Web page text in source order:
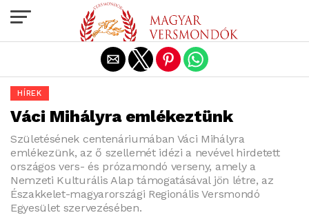
HÍREK
Váci Mihályra emlékeztünk
Születésének centenáriumában Váci Mihályra
emlékezünk, az ő szellemét idézi a nevével hirdetett
országos vers- és prózamondó verseny, amely a
Nemzeti Kulturális Alap támogatásával jön létre, az
Északkelet-magyarországi Regionális Versmondó
Egyesület szervezésében.
Exit mobile version